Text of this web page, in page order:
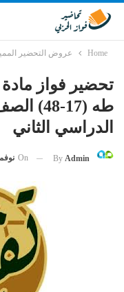
Home عروض التحضير
تحضير فواز
طه (17-
الدراسي الثاني
By Admin
On نوفمبر